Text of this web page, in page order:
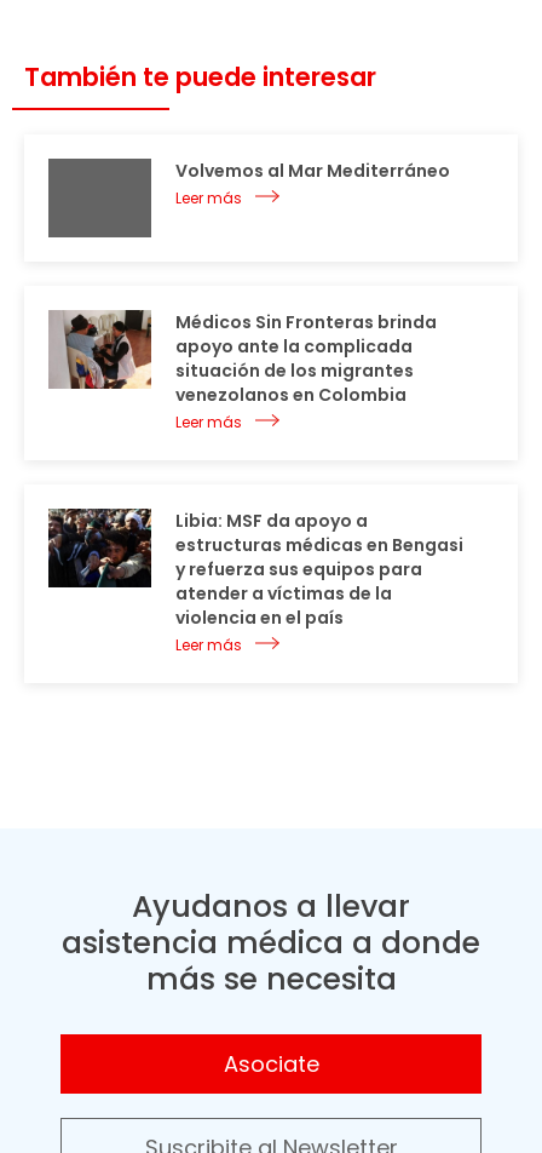
También te puede interesar
Volvemos al Mar Mediterráneo
Leer más
Médicos Sin Fronteras brinda
apoyo ante la complicada
situación de los migrantes
venezolanos en Colombia
Leer más
Libia: MSF da apoyo a
estructuras médicas en Bengasi
y refuerza sus equipos para
atender a víctimas de la
violencia en el país
Leer más
Ayudanos a llevar
asistencia médica a donde
más se necesita
Asociate